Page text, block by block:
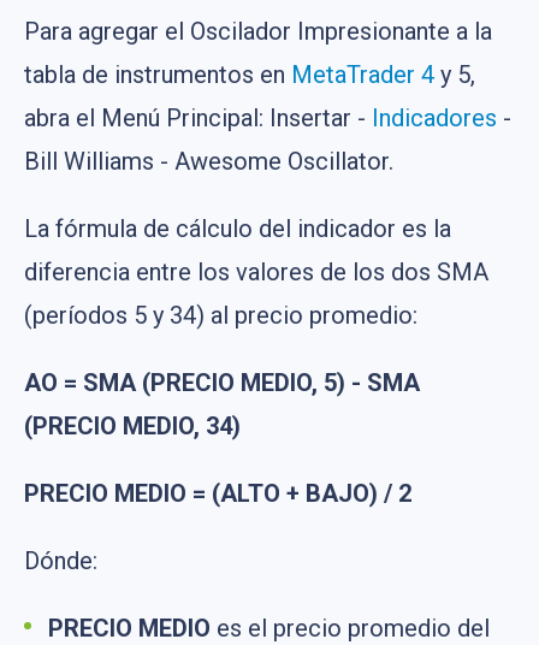
Para agregar el Oscilador Impresionante a la
tabla de instrumentos en MetaTrader 4 y 5,
abra el Menú Principal: Insertar - Indicadores -
Bill Williams - Awesome Oscillator.
La fórmula de cálculo del indicador es la
diferencia entre los valores de los dos SMA
(períodos 5 y 34) al precio promedio:
AO = SMA (PRECIO MEDIO, 5) - SMA
(PRECIO MEDIO, 34)
PRECIO MEDIO = (ALTO + BAJO) / 2
Dónde:
PRECIO MEDIO es el precio promedio del